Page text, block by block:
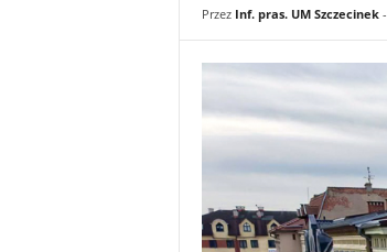
k
Przez Inf. pras. UM Szczecinek-